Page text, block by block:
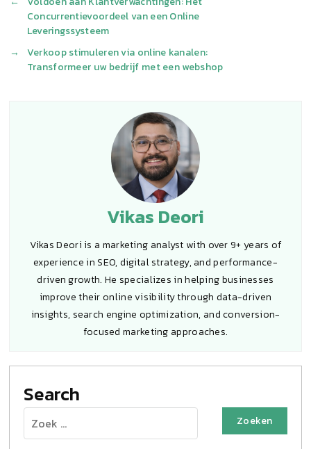
Concurrentievoordeel van een Online
Leveringssysteem
→
Verkoop stimuleren via online kanalen:
Transformeer uw bedrijf met een webshop
Vikas Deori
Vikas Deori is a marketing analyst with over 9+ years of
experience in SEO, digital strategy, and performance-
driven growth. He specializes in helping businesses
improve their online visibility through data-driven
insights, search engine optimization, and conversion-
focused marketing approaches.
Search
Zoeken
naar: